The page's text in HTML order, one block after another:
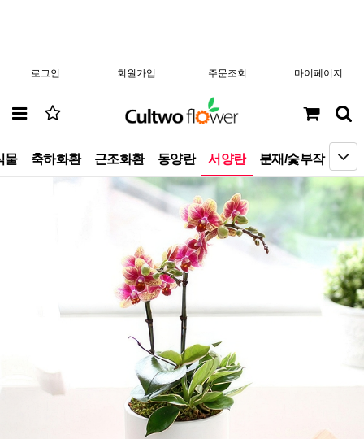
로그인 회원가입 주문조회 마이페이지
물 축하화환 근조화환 동양란 서양란 분재/숯부작